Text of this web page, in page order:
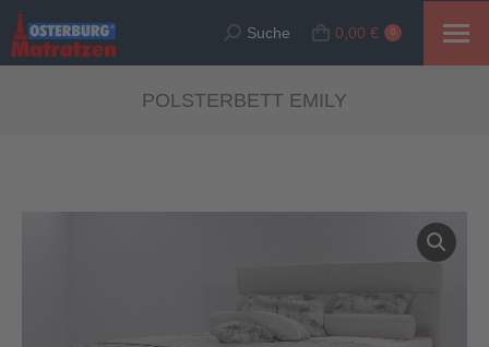
Suche:
Suche 0,00 € 0
POLSTERBETT EMILY